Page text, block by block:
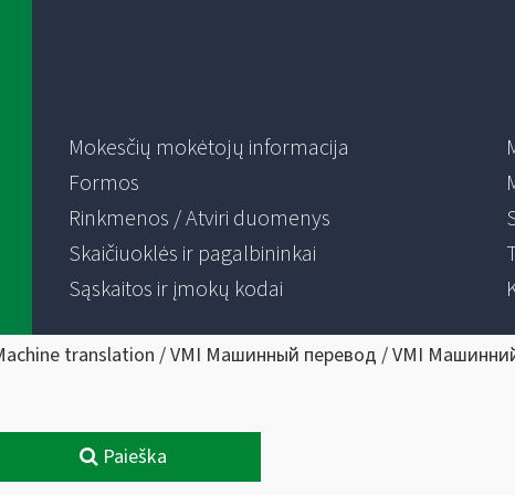
Mokesčių mokėtojų informacija
Formos
Rinkmenos / Atviri duomenys
Skaičiuoklės ir pagalbininkai
Sąskaitos ir įmokų kodai
translation / VMI Машинный перевод / VMI
Paieška